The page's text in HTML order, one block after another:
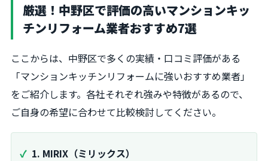
厳選！中野区で評価の高いマンションキッ
チンリフォーム業者おすすめ7選
ここからは、中野区で多くの実績・口コミ評価がある
「マンションキッチンリフォームに強いおすすめ業者」
をご紹介します。各社それぞれ強みや特徴があるので、
ご自身の希望に合わせて比較検討してください。
1. MIRIX（ミリックス）